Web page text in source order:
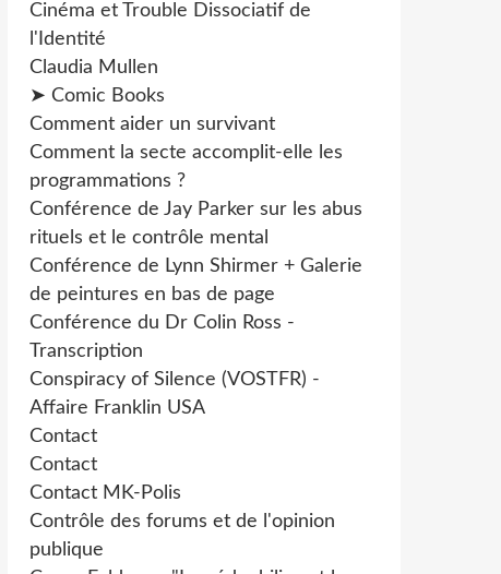
Cinéma et Trouble Dissociatif de
l'Identité
Claudia Mullen
➤ Comic Books
Comment aider un survivant
Comment la secte accomplit-elle les
programmations ?
Conférence de Jay Parker sur les abus
rituels et le contrôle mental
Conférence de Lynn Shirmer + Galerie
de peintures en bas de page
Conférence du Dr Colin Ross -
Transcription
Conspiracy of Silence (VOSTFR) -
Affaire Franklin USA
Contact
Contact
Contact MK-Polis
Contrôle des forums et de l'opinion
publique